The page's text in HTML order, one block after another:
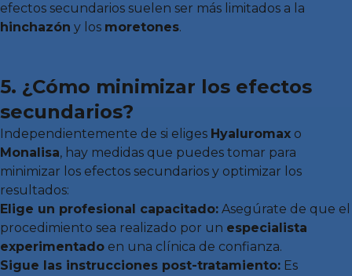
efectos secundarios suelen ser más limitados a la
hinchazón y los moretones.
5. ¿Cómo minimizar los efectos
secundarios?
Independientemente de si eliges Hyaluromax o
Monalisa, hay medidas que puedes tomar para
minimizar los efectos secundarios y optimizar los
resultados:
Elige un profesional capacitado: Asegúrate de que el
procedimiento sea realizado por un especialista
experimentado en una clínica de confianza.
Sigue las instrucciones post-tratamiento: Es